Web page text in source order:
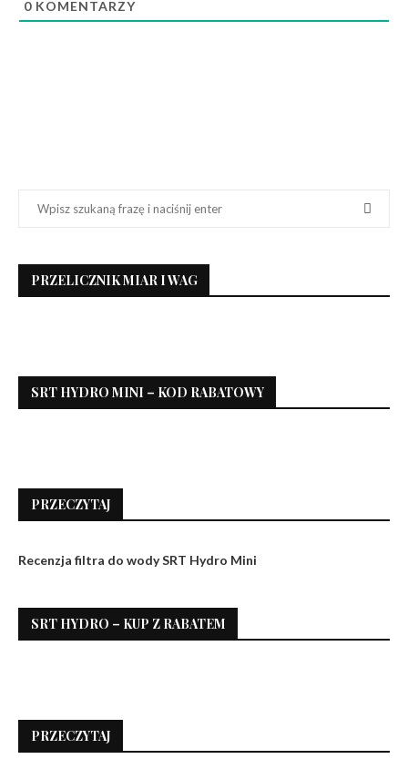
0 KOMENTARZY
PRZELICZNIK MIAR I WAG
SRT HYDRO MINI – KOD RABATOWY
PRZECZYTAJ
Recenzja filtra do wody SRT Hydro Mini
SRT HYDRO – KUP Z RABATEM
PRZECZYTAJ